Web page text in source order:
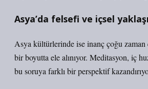
Asya’da felsefi ve içsel
Asya kültürlerinde ise inanç çoğu zaman
bir boyutta ele alınıyor. Meditasyon, iç
bu soruya farklı bir perspektif